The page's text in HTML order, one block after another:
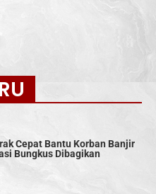
Cepat Bantu Korban Banjir
Bungkus Dibagikan